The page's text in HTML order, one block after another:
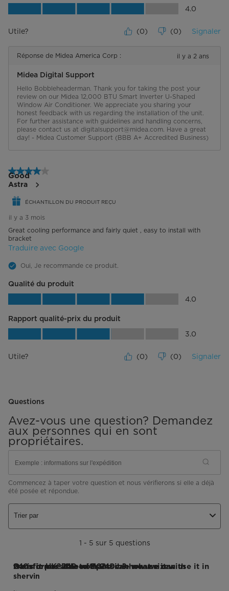
Rapport qualité-prix du produit, 4.0
4.0
Utile? (0) (0) Signaler
Réponse de Midea America Corp : il y a 2 ans
Midea Digital Support
Hello Bobbleheaderman. Thank you for taking the post your
review on our Midea 12,000 BTU Smart Inverter U-Shaped
Window Air Conditioner. We appreciate you sharing your
honest feedback with us regarding the installation of the unit.
For further assistance with guidelines and handling concerns,
please contact us at digitalsupport@midea.com. Have a great
day! - Midea Customer Support (BBB A+ Accredited Business)
4 étoile(s) sur 5.
Good
Astra
ÉCHANTILLON DU PRODUIT REÇU
il y a 3 mois
Great cooling performance and fairly quiet , easy to install with
bracket
Traduire avec Google
Oui, Je recommande ce produit.
Qualité du produit
Qualité du produit, 4.0 sur 5 4.0
Rapport qualité-prix du produit
Rapport qualité-prix du produit, 3.0
3.0
Utile? (0) (0) Signaler
Questions
Avez-vous une question? Demandez
aux personnes qui en sont
propriétaires.
Commencez à taper votre question et nous vérifierons si elle a déjà
été posée et répondue.
1 - 5 sur 5 questions
Trier par
Q : is it possible with 240v ? how we can use it in 240v in UK? if is not possible what size transformer it need ? and can we use it with transformer 240 to 110?
shervin